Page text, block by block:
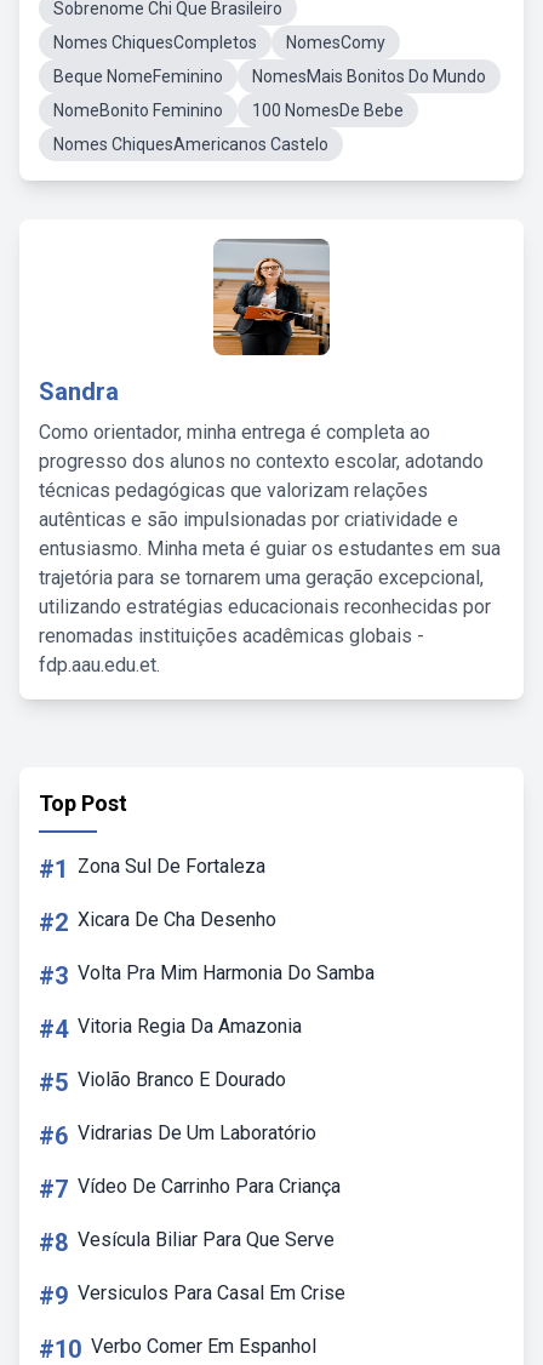
Sobrenome Chi Que Brasileiro
Nomes ChiquesCompletos
NomesComy
Beque NomeFeminino
NomesMais Bonitos Do Mundo
NomeBonito Feminino
100 NomesDe Bebe
Nomes ChiquesAmericanos Castelo
Sandra
Como orientador, minha entrega é completa ao
progresso dos alunos no contexto escolar, adotando
técnicas pedagógicas que valorizam relações
autênticas e são impulsionadas por criatividade e
entusiasmo. Minha meta é guiar os estudantes em sua
trajetória para se tornarem uma geração excepcional,
utilizando estratégias educacionais reconhecidas por
renomadas instituições acadêmicas globais -
fdp.aau.edu.et.
Top Post
#1 Zona Sul De Fortaleza
#2 Xicara De Cha Desenho
#3 Volta Pra Mim Harmonia Do Samba
#4 Vitoria Regia Da Amazonia
#5 Violão Branco E Dourado
#6 Vidrarias De Um Laboratório
#7 Vídeo De Carrinho Para Criança
#8 Vesícula Biliar Para Que Serve
#9 Versiculos Para Casal Em Crise
#10 Verbo Comer Em Espanhol